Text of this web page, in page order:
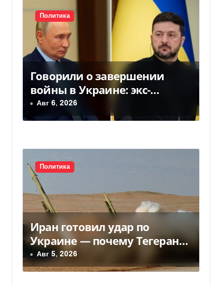
и
с
я
м
Политика
Говорили о завершении
войны в Украине: экс-
чиновники ЕС и РФ провели
тайные переговоры, — СМИ
Авг 6, 2026
Политика
Иран готовил удар по
Украине — почему Тегеран
передумал
Авг 5, 2026